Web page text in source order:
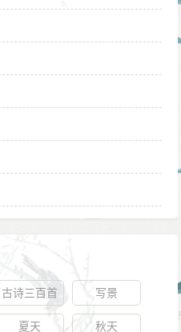
古诗三百首 写景
夏天 秋天